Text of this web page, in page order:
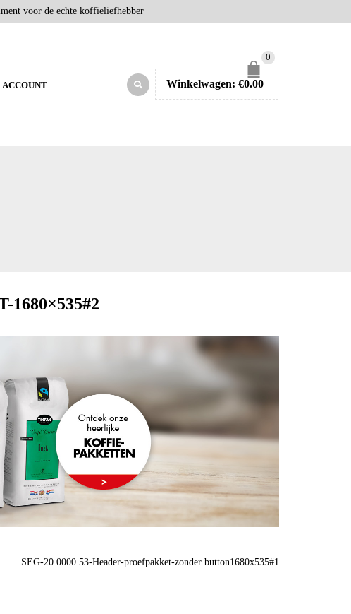
voor de echte koffieliefhebber
ACCOUNT
0
Winkelwagen: €0.00
1680×535#2
SEG-20.0000.53-Header-proefpakket-zonder button1680x535#1